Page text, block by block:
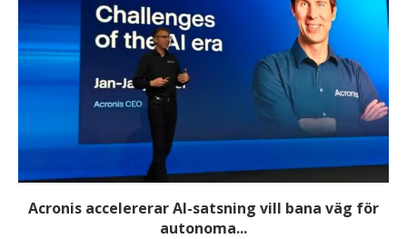
Acronis accelererar AI-satsning vill bana väg för
autonoma...